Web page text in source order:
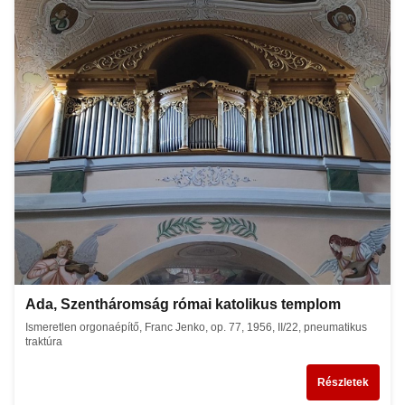
Ada, Szentháromság római katolikus templom
Ismeretlen orgonaépítő, Franc Jenko, op. 77, 1956, II/22, pneumatikus
traktúra
Részletek